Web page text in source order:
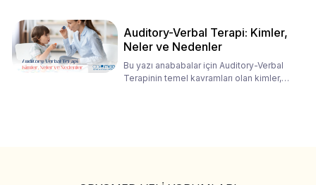
Auditory-Verbal Terapi: Kimler,
Neler ve Nedenler
Bu yazı anababalar için Auditory-Verbal
Terapinin temel kavramları olan kimler,